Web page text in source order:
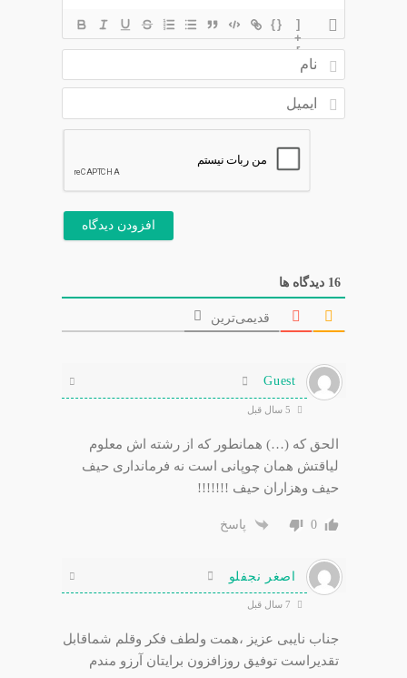
{}
[
+
]
ن
ما
16 دیدگاه ها
قدیمی‌ترین
Guest
الحق که (…) همانطور که از رشته اش معلوم
لیاقتش همان چوپانی است نه فرمانداری حیف
حیف وهزاران حیف !!!!!!!
0 پاسخ
اصغر نجفلو
جناب نایبی عزیز ،همت ولطف فکر وقلم شماقابل
تقدیراست توفیق روزافزون برایتان آرزو مندم